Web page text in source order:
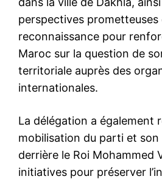
perspectives prometteuses
reconnaissance pour
Maroc sur la question de
territoriale auprès des
internationales.
La délégation a également
mobilisation du parti et
derrière le Roi Mohammed
initiatives pour préserver